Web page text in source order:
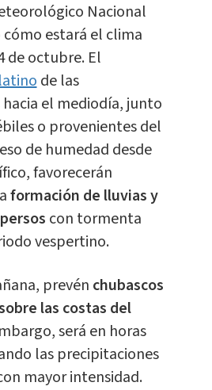
Nacional
estará el clima
de octubre. El
de las
el mediodía, junto
o provenientes del
de humedad desde
favorecerán
formación de lluvias y
con tormenta
vespertino.
prevén chubascos
las costas del
será en horas
las precipitaciones
mayor intensidad.